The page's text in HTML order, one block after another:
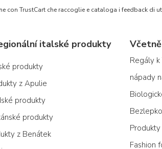
con TrustCart che raccoglie e cataloga i feedback di
italské produkty
produkty
z Apulie
produkty
produkty
z Benátek
Regály k
nápady
Fashion